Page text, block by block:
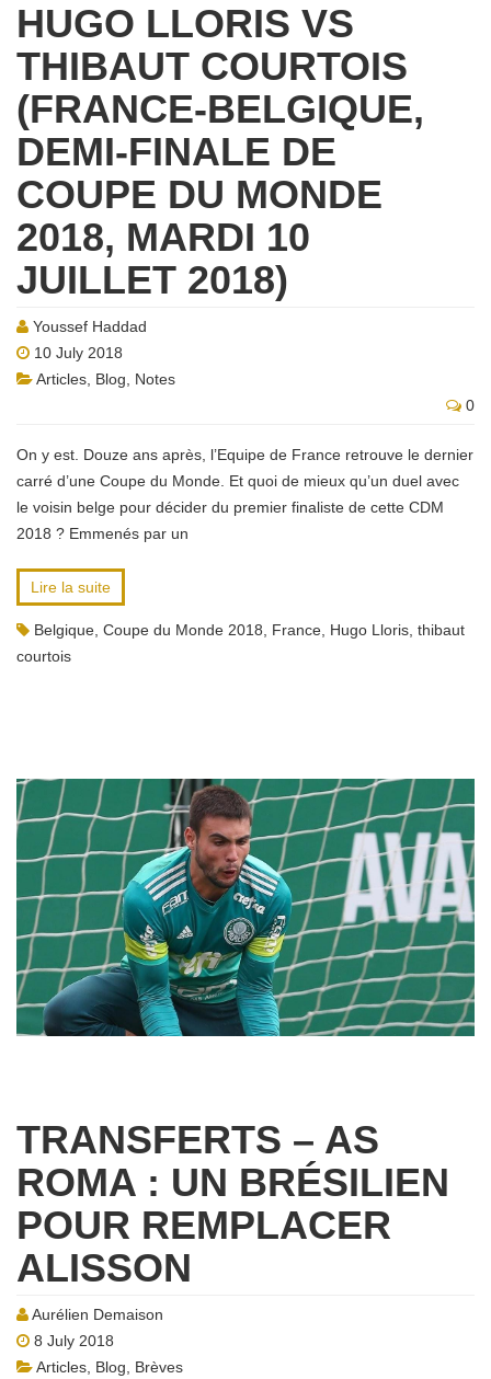
HUGO LLORIS VS
THIBAUT COURTOIS
(FRANCE-BELGIQUE,
DEMI-FINALE DE
COUPE DU MONDE
2018, MARDI 10
JUILLET 2018)
Youssef Haddad
10 July 2018
Articles Blog
Notes
0
On y est. Douze ans après, l’Equipe de France retrouve le dernier
carré d’une Coupe du Monde. Et quoi de mieux qu’un duel avec
le voisin belge pour décider du premier finaliste de cette CDM
2018 ? Emmenés par un
Lire la suite
Belgique Coupe du Monde 2018 France Hugo Lloris thibaut
courtois
TRANSFERTS – AS
ROMA : UN BRÉSILIEN
POUR REMPLACER
ALISSON
Aurélien Demaison
8 July 2018
Articles Blog
Brèves